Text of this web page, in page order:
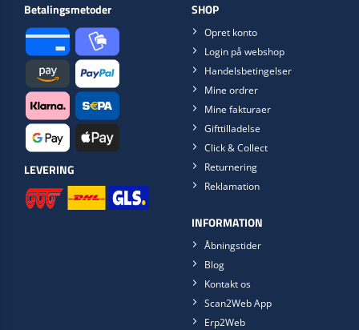
Betalingsmetoder
LEVERING
SHOP
Opret konto
Login på webshop
Handelsbetingelser
Mine ordrer
Mine fakturaer
Gifttilladelse
Click & Collect
Returnering
Reklamation
INFORMATION
Åbningstider
Blog
Kontakt os
Scan2Web App
Erp2Web